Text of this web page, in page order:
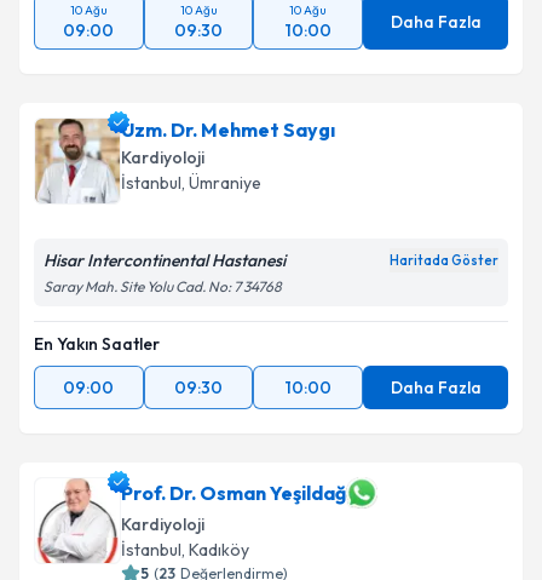
Takvim Talebini Gönder
10 Ağu
09:00
10 Ağu
09:30
10 Ağu
10:00 Daha Fazla
Uzm. Dr. Mehmet Saygı
Kardiyoloji
İstanbul, Ümraniye
Hisar Intercontinental Hastanesi Haritada Göster
Saray Mah. Site Yolu Cad. No: 7 34768
En Yakın Saatler
09:00
09:30 10:00 Daha Fazla
Prof. Dr. Osman Yeşildağ
Kardiyoloji
İstanbul, Kadıköy
5 (23 Değerlendirme)